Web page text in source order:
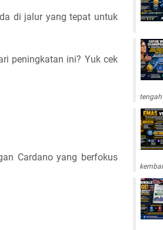
di jalur yang tepat untuk
peningkatan ini? Yuk cek
Cardano yang berfokus